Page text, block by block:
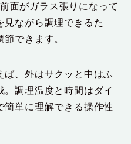
面がガラス張りになって
見ながら調理できるた
できます。
ば、外はサクッと中はふ
。調理温度と時間はダイ
簡単に理解できる操作性